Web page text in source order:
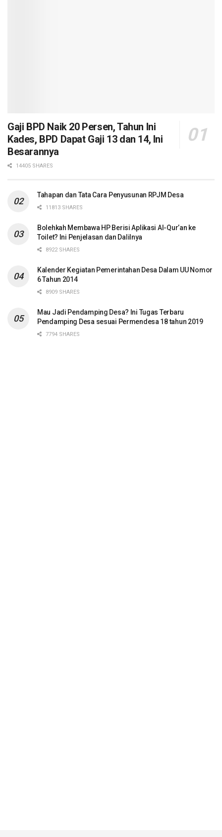
Gaji BPD Naik 20 Persen, Tahun Ini
Kades, BPD Dapat Gaji 13 dan 14, Ini
Besarannya
14405 SHARES
Tahapan dan Tata Cara Penyusunan RPJM Desa
11813 SHARES
Bolehkah Membawa HP Berisi Aplikasi Al-Qur’an ke
Toilet? Ini Penjelasan dan Dalilnya
8922 SHARES
Kalender Kegiatan Pemerintahan Desa Dalam UU Nomor
6 Tahun 2014
8909 SHARES
Mau Jadi Pendamping Desa? Ini Tugas Terbaru
Pendamping Desa sesuai Permendesa 18 tahun 2019
7794 SHARES